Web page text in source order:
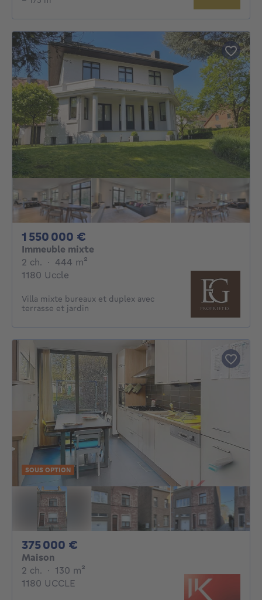
1 550 000 €
Immeuble mixte
2 ch. 2 chambres
· 444 m²
1180 Uccle
Villa mixte bureaux et duplex avec
terrasse et jardin
SOUS OPTION
375 000 €
Maison
2 ch. 2 chambres
· 130 m²
1180 UCCLE